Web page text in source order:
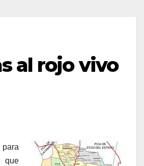
al rojo vivo
que